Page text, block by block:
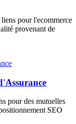
pour l'ecommerce
provenant de
pour des mutuelles
SEO